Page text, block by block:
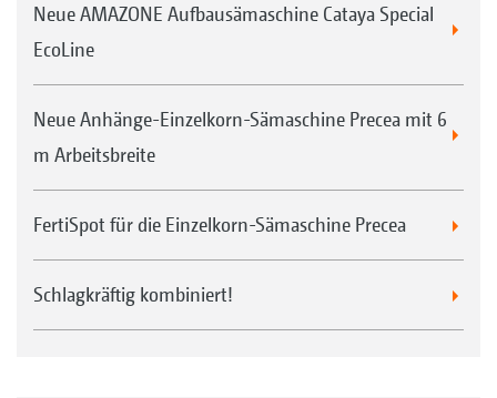
Neue AMAZONE Aufbausämaschine Cataya Special
EcoLine
Neue Anhänge-Einzelkorn-Sämaschine Precea mit 6
m Arbeitsbreite
FertiSpot für die Einzelkorn-Sämaschine Precea
Schlagkräftig kombiniert!